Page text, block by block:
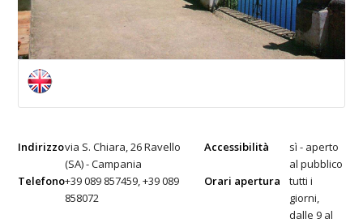
Indirizzovia S. Chiara, 26 Ravello
(SA) - Campania
Accessibilità
sì - aperto
al pubblico
Telefono+39 089 857459, +39 089
858072
Orari apertura
tutti i
giorni,
dalle 9 al